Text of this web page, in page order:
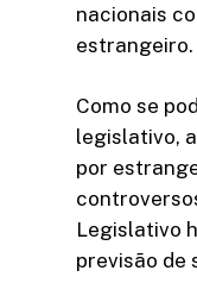
nacionais
estrangeiro.
Como se
legislativo,
por
Legislativo
previsão de